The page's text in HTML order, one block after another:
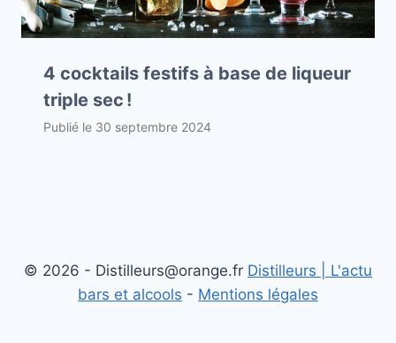
4 cocktails festifs à base de liqueur
triple sec !
Publié le 30 septembre 2024
© 2026 - Distilleurs@orange.fr Distilleurs | L'actu
bars et alcools - Mentions légales